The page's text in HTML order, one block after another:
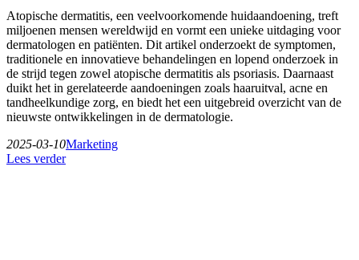
Atopische dermatitis, een veelvoorkomende huidaandoening, treft
miljoenen mensen wereldwijd en vormt een unieke uitdaging voor
dermatologen en patiënten. Dit artikel onderzoekt de symptomen,
traditionele en innovatieve behandelingen en lopend onderzoek in
de strijd tegen zowel atopische dermatitis als psoriasis. Daarnaast
duikt het in gerelateerde aandoeningen zoals haaruitval, acne en
tandheelkundige zorg, en biedt het een uitgebreid overzicht van de
nieuwste ontwikkelingen in de dermatologie.
2025-03-10Marketing
Lees verder